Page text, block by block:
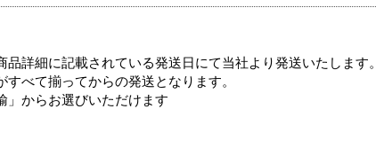
詳細に記載されている発送日にて当社より発送いたします。
べて揃ってからの発送となります。
からお選びいただけます